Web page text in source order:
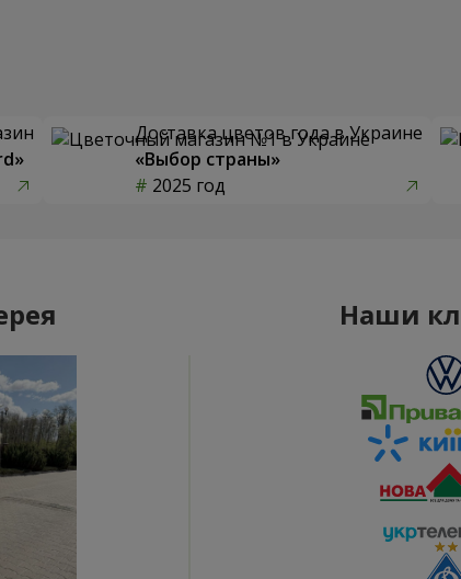
Доставка цветов года в Украине
«Выбор страны»
2025 год
Наши